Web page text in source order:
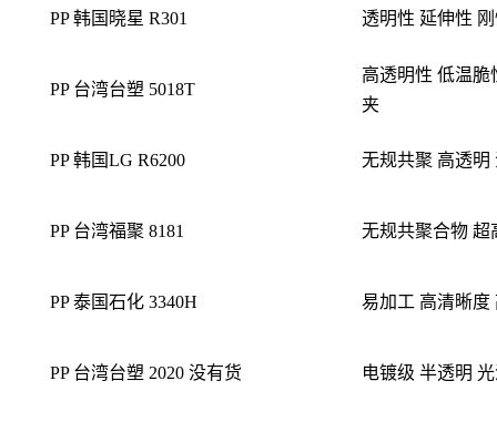
PP 韩国晓星 R301 透明性 延伸性
PP 台湾台塑 5018T
高透明性 低温脆
夹
PP 韩国LG R6200 无规共聚 高透明
PP 台湾福聚 8181 无规共聚合物 超
PP 泰国石化 3340H 易加工 高清晰度
PP 台湾台塑 2020 没有货 电镀级 半透明